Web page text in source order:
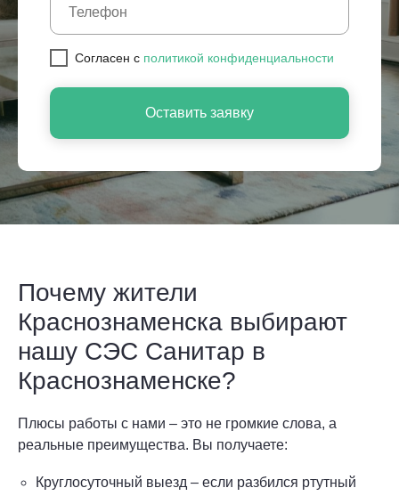
Cогласен с политикой конфиденциальности
Оставить заявку
Почему жители
Краснознаменска выбирают
нашу СЭС Санитар в
Краснознаменске?
Плюсы работы с нами – это не громкие слова, а
реальные преимущества. Вы получаете:
Круглосуточный выезд – если разбился ртутный